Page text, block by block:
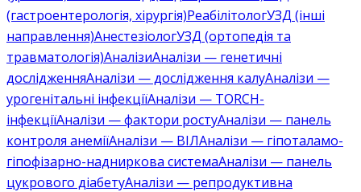
(гастроентерологія, хірургія)РеабілітологУЗД (інші
направлення)АнестезіологУЗД (ортопедія та
травматологія)АналізиАналізи — генетичні
дослідженняАналізи — дослідження калуАналізи —
урогенітальні інфекціїАналізи — TORCH-
інфекціїАналізи — фактори ростуАналізи — панель
контроля анеміїАналізи — ВІЛАналізи — гіпоталамо-
гіпофізарно-надниркова системаАналізи — панель
цукрового діабетуАналізи — репродуктивна